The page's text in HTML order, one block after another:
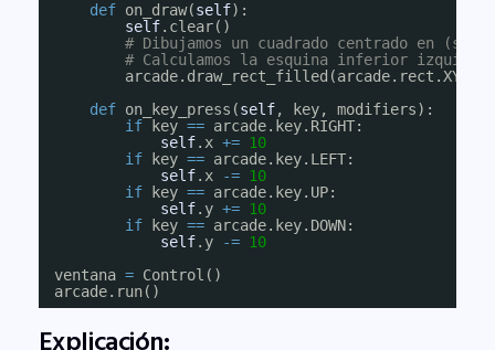
def on_draw(self):
self.clear()
# Dibujamos un cuadrado centrado en
# Calculamos la esquina inferior
arcade.draw_rect_filled(arcade.rect.XYWH(
def on_key_press(self, key, modifiers):
if
key == arcade.key.RIGHT:
self.x += 10
if
key == arcade.key.LEFT:
self.x -= 10
if
key == arcade.key.UP:
self.y += 10
if
key == arcade.key.DOWN:
self.y -= 10
ventana = Control()
arcade.run()
Explicación: